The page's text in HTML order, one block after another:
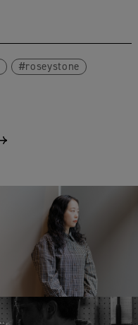
roseystone